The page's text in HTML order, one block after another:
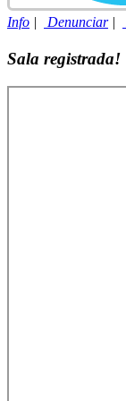
Info | Denunciar|
Sala registrada!